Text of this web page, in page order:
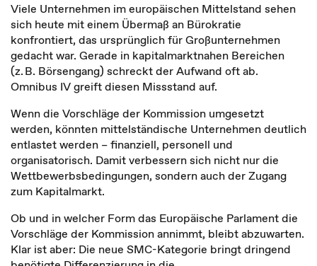
Viele Unternehmen im europäischen Mittelstand sehen
sich heute mit einem Übermaß an Bürokratie
konfrontiert, das ursprünglich für Großunternehmen
gedacht war. Gerade in kapitalmarktnahen Bereichen
(z. B. Börsengang) schreckt der Aufwand oft ab.
Omnibus IV greift diesen Missstand auf.
Wenn die Vorschläge der Kommission umgesetzt
werden, könnten mittelständische Unternehmen deutlich
entlastet werden – finanziell, personell und
organisatorisch. Damit verbessern sich nicht nur die
Wettbewerbsbedingungen, sondern auch der Zugang
zum Kapitalmarkt.
Ob und in welcher Form das Europäische Parlament die
Vorschläge der Kommission annimmt, bleibt abzuwarten.
Klar ist aber: Die neue SMC-Kategorie bringt dringend